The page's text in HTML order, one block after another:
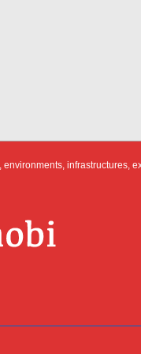
infrastructures,